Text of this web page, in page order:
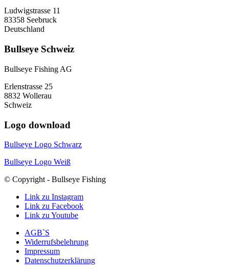
Ludwigstrasse 11
83358 Seebruck
Deutschland
Bullseye Schweiz
Bullseye Fishing AG
Erlenstrasse 25
8832 Wollerau
Schweiz
Logo download
Bullseye Logo Schwarz
Bullseye Logo Weiß
© Copyright - Bullseye Fishing
Link zu Instagram
Link zu Facebook
Link zu Youtube
AGB`S
Widerrufsbelehrung
Impressum
Datenschutzerklärung